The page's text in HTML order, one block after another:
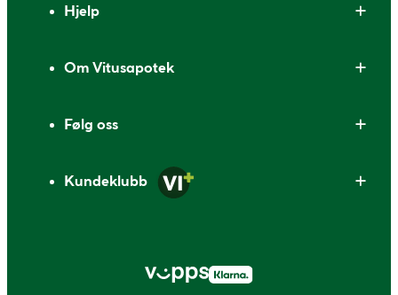
Hjelp
Om Vitusapotek
Følg oss
Kundeklubb